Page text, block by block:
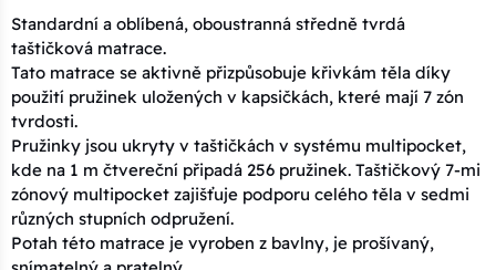
Standardní a oblíbená, oboustranná středně tvrdá
taštičková matrace.
Tato matrace se aktivně přizpůsobuje křivkám těla díky
použití pružinek uložených v kapsičkách, které mají 7 zón
tvrdosti.
Pružinky jsou ukryty v taštičkách v systému multipocket,
kde na 1 m čtvereční připadá 256 pružinek. Taštičkový 7-mi
zónový multipocket zajišťuje podporu celého těla v sedmi
různých stupních odpružení.
Potah této matrace je vyroben z bavlny, je prošívaný,